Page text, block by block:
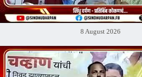
8 August 2026